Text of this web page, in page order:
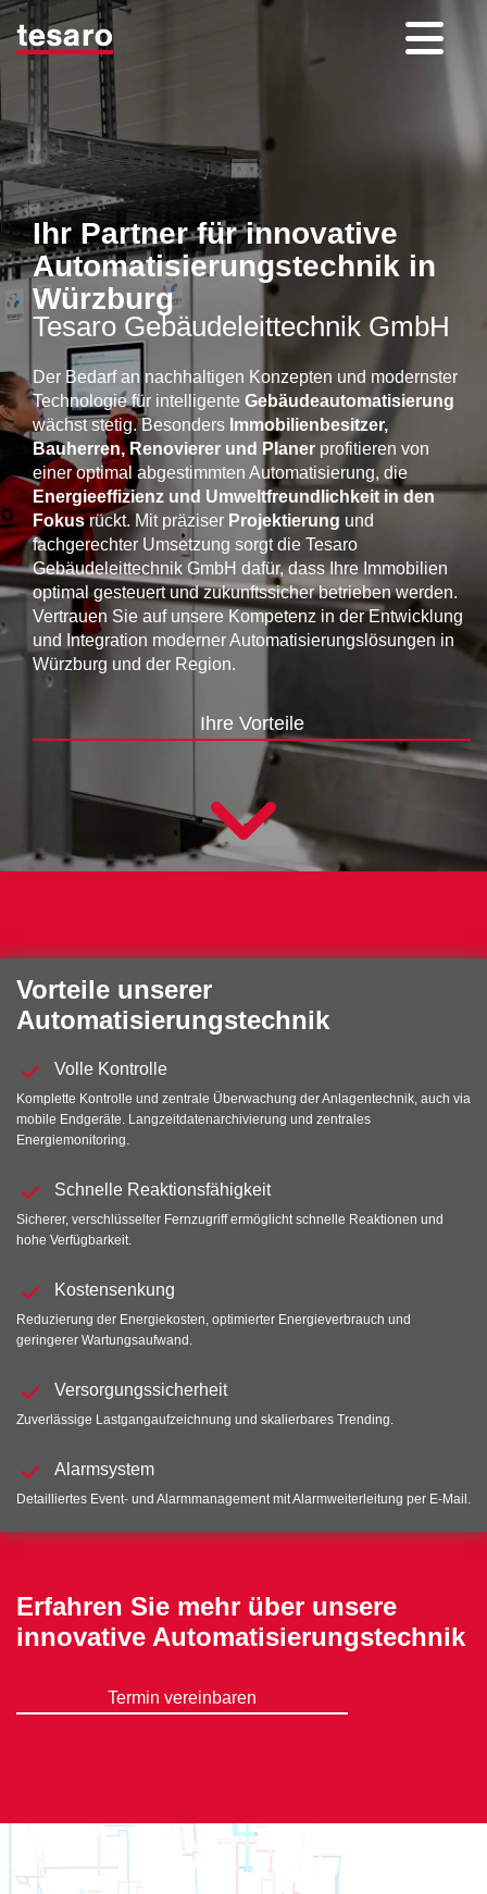
Ihr Partner für innovative
Automatisierungstechnik in
Würzburg
Tesaro Gebäudeleittechnik GmbH
Der Bedarf an nachhaltigen Konzepten und modernster
Technologie für intelligente Gebäudeautomatisierung
wächst stetig. Besonders Immobilienbesitzer,
Bauherren, Renovierer und Planer profitieren von
einer optimal abgestimmten Automatisierung, die
Energieeffizienz und Umweltfreundlichkeit in den
Fokusrückt. Mit präziser Projektierung und
fachgerechter Umsetzung sorgt die Tesaro
Gebäudeleittechnik GmbH dafür, dass Ihre Immobilien
optimal gesteuert und zukunftssicher betrieben werden.
Vertrauen Sie auf unsere Kompetenz in der Entwicklung
und Integration moderner Automatisierungslösungen in
Würzburg und der Region.
Ihre Vorteile
Vorteile unserer
Automatisierungstechnik
Volle Kontrolle
Komplette Kontrolle und zentrale Überwachung der Anlagentechnik, auch via
mobile Endgeräte. Langzeitdatenarchivierung und zentrales
Energiemonitoring.
Schnelle Reaktionsfähigkeit
Sicherer, verschlüsselter Fernzugriff ermöglicht schnelle Reaktionen und
hohe Verfügbarkeit.
Kostensenkung
Reduzierung der Energiekosten, optimierter Energieverbrauch und
geringerer Wartungsaufwand.
Versorgungssicherheit
Zuverlässige Lastgangaufzeichnung und skalierbares Trending.
Alarmsystem
Detailliertes Event- und Alarmmanagement mit Alarmweiterleitung per E-Mail.
Erfahren Sie mehr über unsere
innovative Automatisierungstechnik
Termin vereinbaren